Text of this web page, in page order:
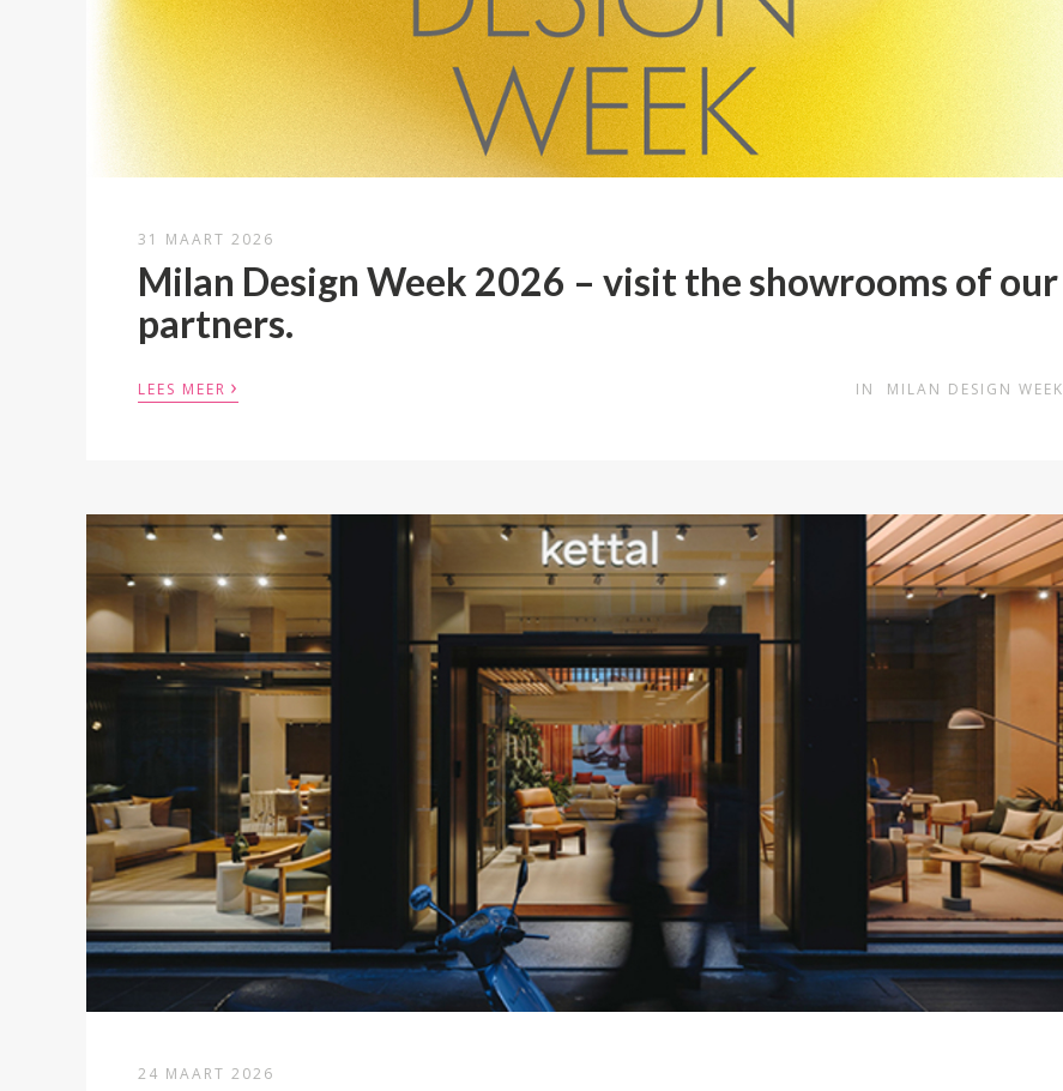
31 MAART 2026
Milan Design Week 2026 – visit the showrooms of our
partners.
LEES MEER › IN MILAN DESIGN WEEK
24 MAART 2026